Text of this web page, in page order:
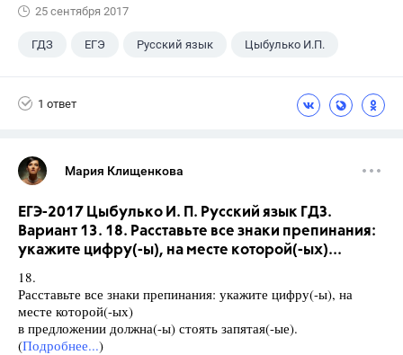
25 сентября 2017
ГДЗ ЕГЭ Русский язык Цыбулько И.П.
1 ответ
Мария Клищенкова
ЕГЭ-2017 Цыбулько И. П. Русский язык ГДЗ.
Вариант 13. 18. Расставьте все знаки препинания:
укажите цифру(-ы), на месте которой(-ых)...
18.
Расставьте все знаки препинания: укажите цифру(-ы), на
месте которой(-ых)
в предложении должна(-ы) стоять запятая(-ые).
(Подробнее...)